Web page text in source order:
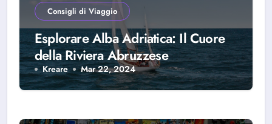
Consigli di Viaggio
Esplorare Alba Adriatica: Il Cuore
della Riviera Abruzzese
Kreare Mar 22, 2024